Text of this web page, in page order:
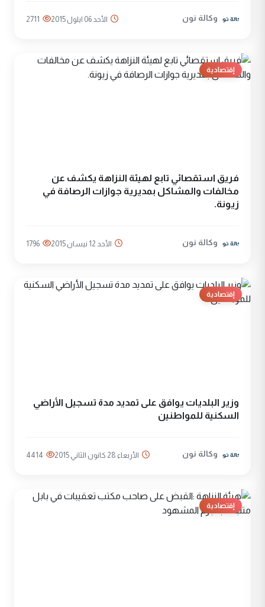
وكالة نون الأحد 06 ايلول 2015 2711
إقتصادية
فريق استقصائي تابع لهيئة النزاهة يكشف عن
مخالفات والمشاكل بمديرية جوازات الرصافة في
زيونة.
وكالة نون الأحد 12 نيسان 2015 1796
إقتصادية
وزير البلديات يوافق على تمديد مدة تسجيل الأراضي
السكنية للمواطنين
وكالة نون الأربعاء 28 كانون الثاني 2015 4414
إقتصادية